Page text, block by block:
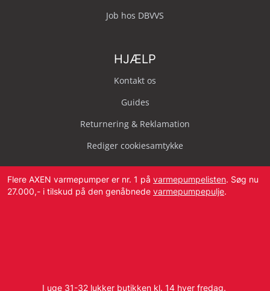
Job hos DBVVS
HJÆLP
Kontakt os
Guides
Returnering & Reklamation
Rediger cookiesamtykke
Flere AXEN varmepumper er nr. 1 på varmepumpelisten. Søg nu
27.000,- i tilskud på den genåbnede varmepumpepulje.
I uge 31-32 lukker butikken kl. 14 hver fredag.